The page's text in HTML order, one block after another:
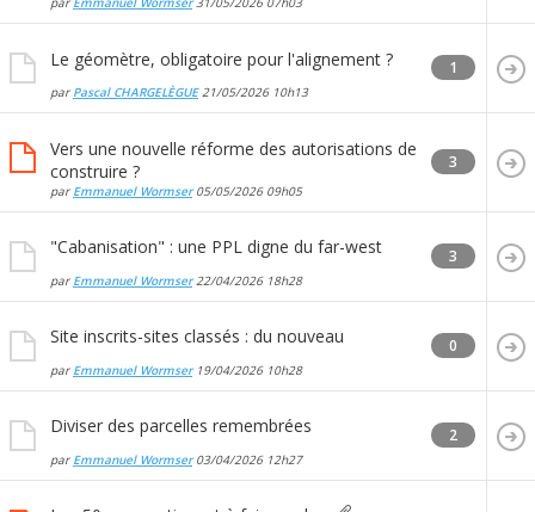
Le géomètre, obligatoire pour l'alignement ?
par Pascal CHARGELÈGUE21/05/2026 10h13
1
Vers une nouvelle réforme des autorisations de
construire ?
par Emmanuel Wormser05/05/2026 09h05
3
"Cabanisation" : une PPL digne du far-west
par Emmanuel Wormser22/04/2026 18h28
3
Site inscrits-sites classés : du nouveau
par Emmanuel Wormser19/04/2026 10h28
0
Diviser des parcelles remembrées
par Emmanuel Wormser03/04/2026 12h27
2